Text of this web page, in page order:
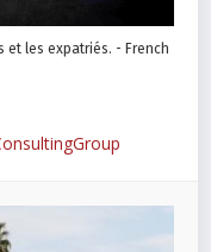
et les expatriés. - French